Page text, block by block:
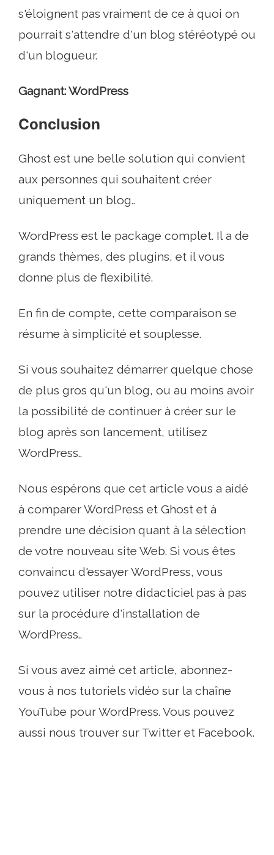
s'éloignent pas vraiment de ce à quoi on
pourrait s'attendre d'un blog stéréotypé ou
d'un blogueur.
Gagnant: WordPress
Conclusion
Ghost est une belle solution qui convient
aux personnes qui souhaitent créer
uniquement un blog..
WordPress est le package complet. Il a de
grands thèmes, des plugins, et il vous
donne plus de flexibilité.
En fin de compte, cette comparaison se
résume à simplicité et souplesse.
Si vous souhaitez démarrer quelque chose
de plus gros qu'un blog, ou au moins avoir
la possibilité de continuer à créer sur le
blog après son lancement, utilisez
WordPress..
Nous espérons que cet article vous a aidé
à comparer WordPress et Ghost et à
prendre une décision quant à la sélection
de votre nouveau site Web. Si vous êtes
convaincu d'essayer WordPress, vous
pouvez utiliser notre didacticiel pas à pas
sur la procédure d'installation de
WordPress..
Si vous avez aimé cet article, abonnez-
vous à nos tutoriels vidéo sur la chaîne
YouTube pour WordPress. Vous pouvez
aussi nous trouver sur Twitter et Facebook.